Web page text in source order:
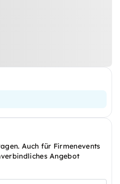
Auch für Firmenevents
Angebot